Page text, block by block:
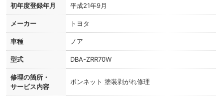
初年度登録年月 平成21年9月
メーカー トヨタ
車種 ノア
型式 DBA-ZRR70W
修理の箇所・
サービス内容
ボンネット 塗装剥がれ修理